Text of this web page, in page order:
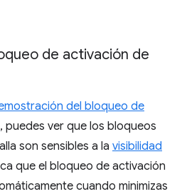
de activación de
del bloqueo de
, puedes ver que los bloqueos
son sensibles a la visibilidad
que el bloqueo de activación
cuando minimizas